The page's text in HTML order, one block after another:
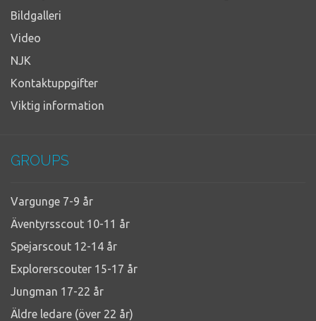
Bildgalleri
Video
NJK
Kontaktuppgifter
Viktig information
GROUPS
Vargunge 7-9 år
Äventyrsscout 10-11 år
Spejarscout 12-14 år
Explorerscouter 15-17 år
Jungman 17-22 år
Äldre ledare (över 22 år)